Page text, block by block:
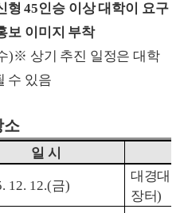
형45인승 이상 대학이 요구
보 이미지 부착
)※ 상기 추진 일정은 대학
수 있음
소
일 시
12. 12.(금)
대경대
장터)